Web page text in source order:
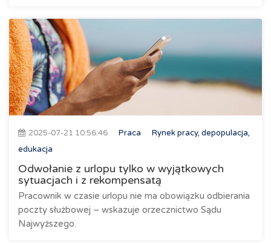
2025-07-21 10:56:46 Praca
Rynek pracy, depopulacja,
edukacja
Odwołanie z urlopu tylko w wyjątkowych
sytuacjach i z rekompensatą
Pracownik w czasie urlopu nie ma obowiązku odbierania
poczty służbowej – wskazuje orzecznictwo Sądu
Najwyższego.